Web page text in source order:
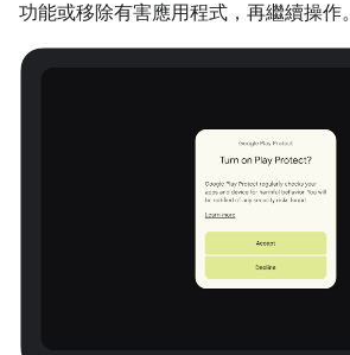
功能或移除有害應用程式，再繼續操作。